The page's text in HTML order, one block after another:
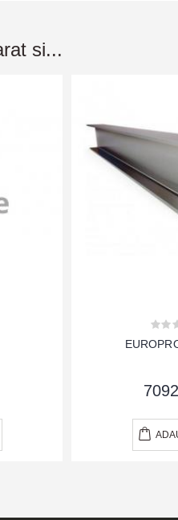
si...